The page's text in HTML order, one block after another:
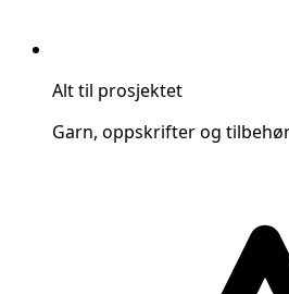
Alt til prosjektet
Garn, oppskrifter og